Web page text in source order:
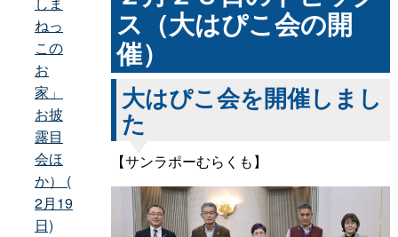
ス（大はぴこ会の開
催）
大はぴこ会を開催しまし
た
【サンラポーむらくも】
ねっ
この
お
家」
お披
露目
会ほ
か） (
2月19
日)